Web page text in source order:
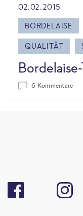
02.02.2015
BORDELAISE
QUALITÄT
6 Kommentare